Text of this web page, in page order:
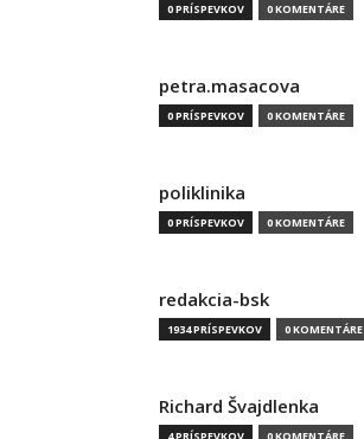
0 PRÍSPEVKOV 0 KOMENTÁRE
petra.masacova
0 PRÍSPEVKOV 0 KOMENTÁRE
poliklinika
0 PRÍSPEVKOV 0 KOMENTÁRE
redakcia-bsk
1934 PRÍSPEVKOV 0 KOMENTÁRE
Richard Švajdlenka